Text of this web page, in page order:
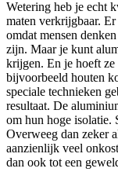
Wetering heb je echt
maten verkrijgbaar.
omdat mensen
zijn. Maar je kunt
krijgen. En je hoeft ze
bijvoorbeeld houten
speciale technieken
resultaat. De
om hun hoge isolatie.
Overweeg dan zeker
aanzienlijk veel
dan ook tot een